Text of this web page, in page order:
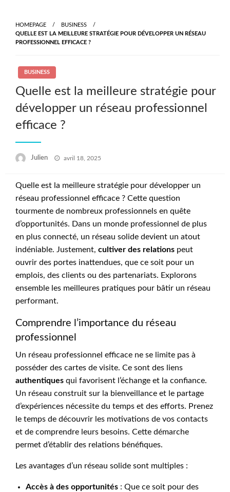
content
HOMEPAGE
BUSINESS
QUELLE EST LA MEILLEURE STRATÉGIE POUR DÉVELOPPER UN RÉSEAU
PROFESSIONNEL EFFICACE ?
BUSINESS
Quelle est la meilleure stratégie pour
développer un réseau professionnel
efficace ?
Julien
Posted
avril 18, 2025
Quelle est la meilleure stratégie pour développer un
réseau professionnel efficace ? Cette question
tourmente de nombreux professionnels en quête
d’opportunités. Dans un monde professionnel de plus
en plus connecté, un réseau solide devient un atout
indéniable. Justement, cultiver des relations peut
ouvrir des portes inattendues, que ce soit pour un
emplois, des clients ou des partenariats. Explorons
ensemble les meilleures pratiques pour bâtir un réseau
performant.
Comprendre l’importance du réseau
professionnel
Un réseau professionnel efficace ne se limite pas à
posséder des cartes de visite. Ce sont des liens
authentiques qui favorisent l’échange et la confiance.
Un réseau construit sur la bienveillance et le partage
d’expériences nécessite du temps et des efforts. Prenez
le temps de découvrir les motivations de vos contacts
et de comprendre leurs besoins. Cette démarche
permet d’établir des relations bénéfiques.
Les avantages d’un réseau solide sont multiples :
Accès à des opportunités : Que ce soit pour des